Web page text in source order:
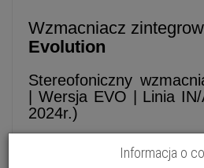
Wzmacniacz
Evolution
Stereofoniczny
| Wersja EVO | Linia
2024r.)
wprowadza na rynek
Informacja o